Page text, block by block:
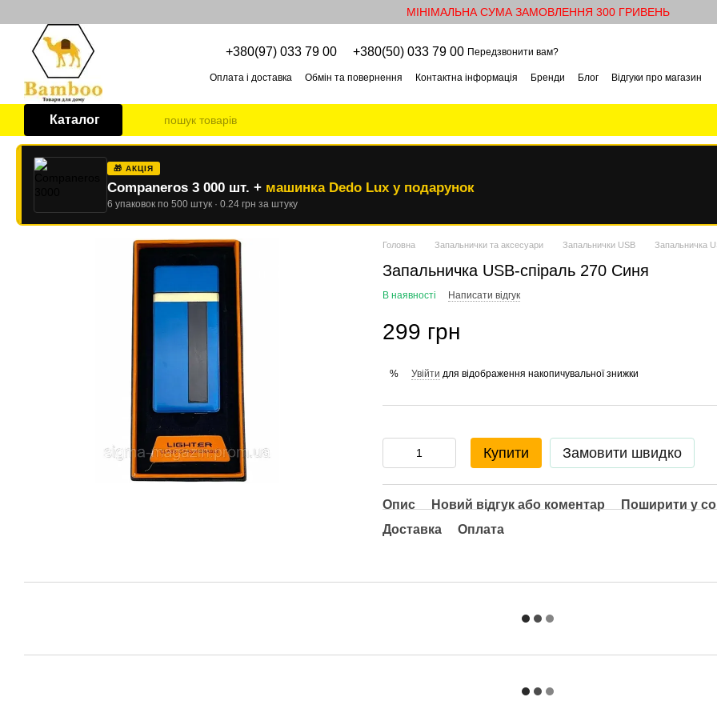
МІНІМАЛЬНА СУМА ЗАМОВЛЕННЯ 300 ГРИВЕНЬ
+380(97) 033 79 00 +380(50) 033 79 00 Передзвонити вам?
Оплата і доставка Обмін та повернення Контактна інформація Бренди Блог
Відгуки про магазин
Каталог
🎁 АКЦІЯ
Companeros 3 000 шт. + машинка Dedo Lux у подарунок
6 упаковок по 500 штук · 0.24 грн за штуку
Головна Запальнички та аксесуари Запальнички USB Запальничка
Запальничка USB-спіраль 270 Синя
В наявності Написати відгук
299 грн
% Увійти для відображення накопичувальної знижки
Купити Замовити швидко
Опис Новий відгук або коментар
Поширити у
Доставка
Оплата